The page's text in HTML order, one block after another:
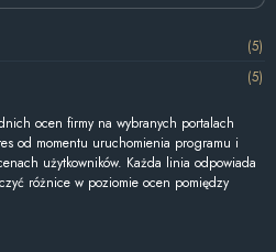
(5)
(5)
ocen firmy na wybranych portalach
od momentu uruchomienia programu i
użytkowników. Każda linia odpowiada
różnice w poziomie ocen pomiędzy